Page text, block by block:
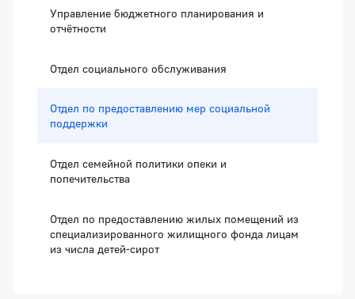
Управление бюджетного планирования и
отчётности
Отдел социального обслуживания
Отдел по предоставлению мер социальной
поддержки
Отдел семейной политики опеки и
попечительства
Отдел по предоставлению жилых помещений из
специализированного жилищного фонда лицам
из числа детей-сирот